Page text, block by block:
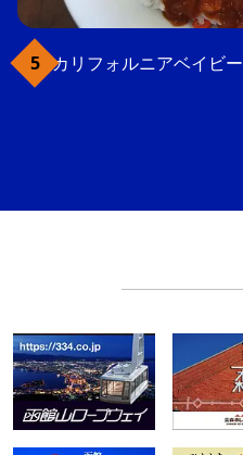
カリフォルニアベイビー